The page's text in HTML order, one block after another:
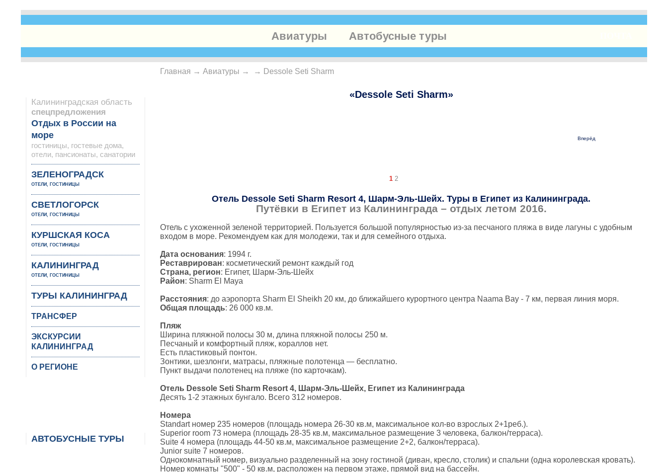
Авиатуры Автобусные туры
Калининградская область
спецпредложения
Отдых в России на
море
гостиницы, гостевые дома,
отели, пансионаты, санатории
ЗЕЛЕНОГРАДСК
ОТЕЛИ, ГОСТИНИЦЫ
СВЕТЛОГОРСК
ОТЕЛИ, ГОСТИНИЦЫ
КУРШСКАЯ КОСА
ОТЕЛИ, ГОСТИНИЦЫ
КАЛИНИНГРАД
ОТЕЛИ, ГОСТИНИЦЫ
ТУРЫ КАЛИНИНГРАД
ТРАНСФЕР
ЭКСКУРСИИ
КАЛИНИНГРАД
О РЕГИОНЕ
АВТОБУСНЫЕ ТУРЫ
Главная → Авиатуры → → Dessole Seti Sharm
«Dessole Seti Sharm»
1 2
Вперёд
Отель Dessole Seti Sharm Resort 4, Шарм-Эль-Шейх. Туры в Египет из Калининграда.
Путёвки в Египет из Калининграда – отдых летом 2016.
Отель с ухоженной зеленой территорией. Пользуется большой популярностью из-за песчаного пляжа в виде лагуны с удобным
входом в море. Рекомендуем как для молодежи, так и для семейного отдыха.
Дата основания: 1994 г.
Реставрирован: косметический ремонт каждый год
Страна, регион: Египет, Шарм-Эль-Шейх
Район: Sharm El Maya
Расстояния: до аэропорта Sharm El Sheikh 20 км, до ближайшего курортного центра Naama Bay - 7 км, первая линия моря.
Общая площадь: 26 000 кв.м.
Пляж
Ширина пляжной полосы 30 м, длина пляжной полосы 250 м.
Песчаный и комфортный пляж, кораллов нет.
Есть пластиковый понтон.
Зонтики, шезлонги, матрасы, пляжные полотенца — бесплатно.
Пункт выдачи полотенец на пляже (по карточкам).
Отель Dessole Seti Sharm Resort 4, Шарм-Эль-Шейх, Египет из Калининграда
Десять 1-2 этажных бунгало. Всего 312 номеров.
Номера
Standart номер 235 номеров (площадь номера 26-30 кв.м, максимальное кол-во взрослых 2+1реб.).
Superior room 73 номера (площадь 28-35 кв.м, максимальное размещение 3 человека, балкон/терраса).
Suite 4 номера (площадь 44-50 кв.м, максимальное размещение 2+2, балкон/терраса).
Junior suite 7 номеров.
Однокомнатный номер, визуально разделенный на зону гостиной (диван, кресло, столик) и спальни (одна королевская кровать).
Номер комнаты "500" - 50 кв.м, расположен на первом этаже, прямой вид на бассейн.